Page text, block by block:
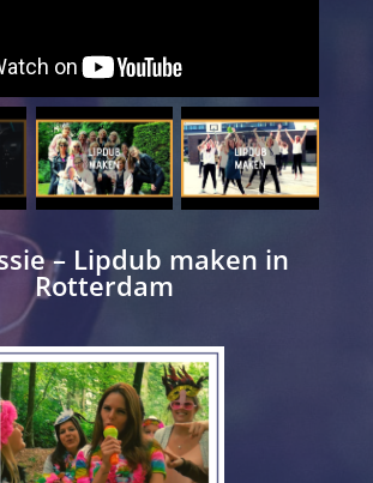
– Lipdub maken in
Rotterdam